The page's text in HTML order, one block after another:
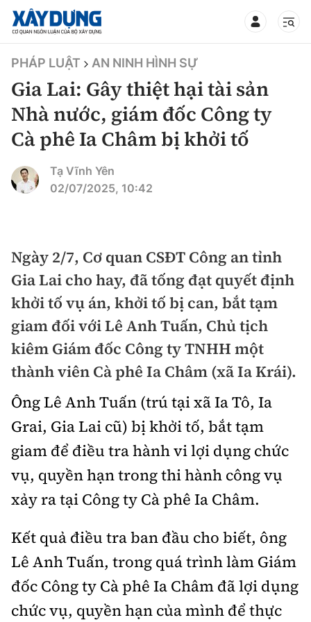
TIN BỘ XÂY DỰNG
CHUYÊN MỤC
Mới nhất
Chính trị
Xã hội
Chuyện dọc đường
Cải chính
Xây dựng
Chỉ đạo điều hành
Quy hoạch kiến trúc
Vật liệu xây dựng
Giám định chất lượng
Quản lý đô thị
Giao thông
Quản lý
Đường bộ
Hàng không
Đường sắt
Đăng kiểm
Đường sắt tốc độ cao
Đường thủy
Hàng hải
Đường sắt đô thị
Kinh tế
Thị trường
Tài chính
Chứng khoán
Bảo hiểm
Thanh tra
An ninh hình sự
Điều tra
Hỏi - Đáp
An toàn giao thông
Giao thông 24h
ATGT địa phương
Văn hóa giao thông
Lái xe an toàn
Chung tay vì ATGT
Chất lượng sống
Giáo dục
Y tế
Đời sống
Lao động - Công đoàn
Văn hóa - Giải Trí
Văn hóa
Điện ảnh
Thể thao
Bóng đá
Bình luận
Công nghệ
PHÁP LUẬT AN NINH HÌNH SỰ
Gia Lai: Gây thiệt hại tài sản
Nhà nước, giám đốc Công ty
Cà phê Ia Châm bị khởi tố
Tạ Vĩnh Yên
02/07/2025, 10:42
Ngày 2/7, Cơ quan CSĐT Công an tỉnh
Gia Lai cho hay, đã tống đạt quyết định
khởi tố vụ án, khởi tố bị can, bắt tạm
giam đối với Lê Anh Tuấn, Chủ tịch
kiêm Giám đốc Công ty TNHH một
thành viên Cà phê Ia Châm (xã Ia Krái).
Ông Lê Anh Tuấn (trú tại xã Ia Tô, Ia
Grai, Gia Lai cũ) bị khởi tố, bắt tạm
giam để điều tra hành vi lợi dụng chức
vụ, quyền hạn trong thi hành công vụ
xảy ra tại Công ty Cà phê Ia Châm.
Kết quả điều tra ban đầu cho biết, ông
Lê Anh Tuấn, trong quá trình làm Giám
đốc Công ty Cà phê Ia Châm đã lợi dụng
chức vụ, quyền hạn của mình để thực